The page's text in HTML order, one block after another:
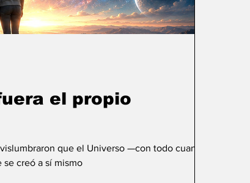
el propio
que el Universo —con todo cuanto
creó a sí mismo